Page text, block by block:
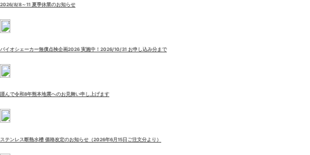
2026/8/8～11 夏季休業のお知らせ
バイオシェーカー無償点検企画2026 実施中！2026/10/31 お申し込み分まで
謹んで令和8年熊本地震へのお見舞い申し上げます
ステンレス断熱水槽 価格改定のお知らせ（2026年6月15日ご注文分より）